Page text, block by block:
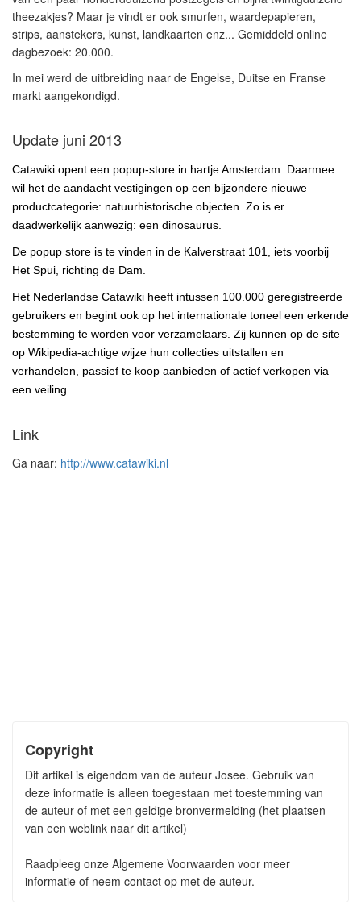
theezakjes? Maar je vindt er ook smurfen, waardepapieren,
strips, aanstekers, kunst, landkaarten enz... Gemiddeld online
dagbezoek: 20.000.
In mei werd de uitbreiding naar de Engelse, Duitse en Franse
markt aangekondigd.
Update juni 2013
Catawiki opent een popup-store in hartje Amsterdam. Daarmee
wil het de aandacht vestigingen op een bijzondere nieuwe
productcategorie: natuurhistorische objecten. Zo is er
daadwerkelijk aanwezig: een dinosaurus.
De popup store is te vinden in de Kalverstraat 101, iets voorbij
Het Spui, richting de Dam.
Het Nederlandse Catawiki heeft intussen 100.000 geregistreerde
gebruikers en begint ook op het internationale toneel een erkende
bestemming te worden voor verzamelaars. Zij kunnen op de site
op Wikipedia-achtige wijze hun collecties uitstallen en
verhandelen, passief te koop aanbieden of actief verkopen via
een veiling.
Link
Ga naar: http://www.catawiki.nl
Copyright
Dit artikel is eigendom van de auteur Josee. Gebruik van
deze informatie is alleen toegestaan met toestemming van
de auteur of met een geldige bronvermelding (het plaatsen
van een weblink naar dit artikel)
Raadpleeg onze Algemene Voorwaarden voor meer
informatie of neem contact op met de auteur.